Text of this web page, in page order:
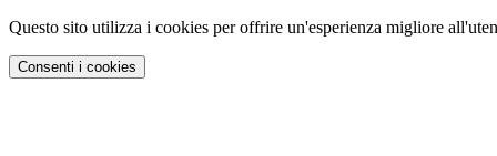
Questo sito utilizza i cookies per offrire un'esperienza migliore
Consenti i cookies